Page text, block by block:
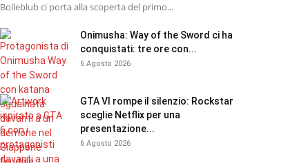
Bolleblub ci porta alla scoperta del primo...
Onimusha: Way of the Sword ci ha
conquistati: tre ore con...
6 Agosto 2026
GTA VI rompe il silenzio: Rockstar
sceglie Netflix per una
presentazione...
6 Agosto 2026